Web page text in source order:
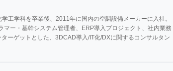
工学科を卒業後、2011年に国内の空調設備メーカーに入社。
ー・基幹システム管理者、ERP導入プロジェクト、社内業務
ーゲットとした、3DCAD導入/IT化/DXに関するコンサルタン